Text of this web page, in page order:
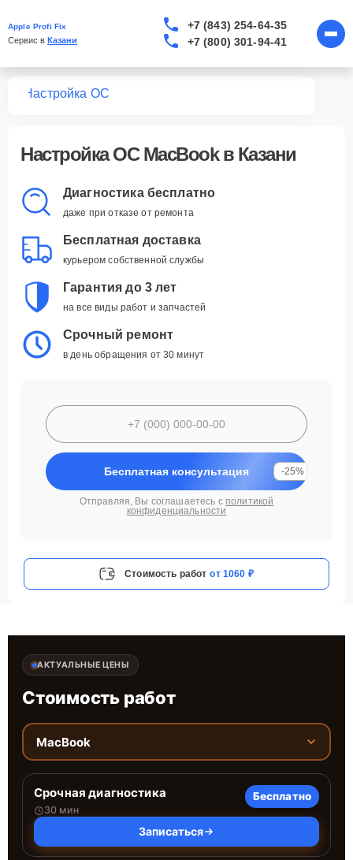
Apple Profi Fix
Сервис в Казани
+7 (843) 254-64-35
+7 (800) 301-94-41
Настройка ОС
Настройка ОС MacBook в Казани
Диагностика бесплатно
даже при отказе от ремонта
Бесплатная доставка
курьером собственной службы
Гарантия до 3 лет
на все виды работ и запчастей
Срочный ремонт
в день обращения от 30 минут
Бесплатная консультация -25%
Отправляя, Вы соглашаетесь с политикой
конфиденциальности
Стоимость работ от 1060 ₽
АКТУАЛЬНЫЕ ЦЕНЫ
Стоимость работ
MacBook
Срочная диагностика
30 мин
Бесплатно
Записаться